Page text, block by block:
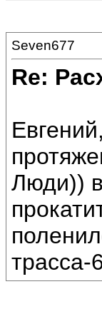
Seven677
Re:
Люди)) в
трасса-